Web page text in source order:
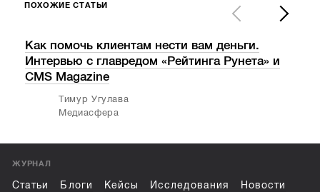
ПОХОЖИЕ СТАТЬИ
Как помочь клиентам нести вам деньги.
Интервью с главредом «Рейтинга Рунета» и
CMS Magazine
Тимур Угулава
Медиасфера
ЖУРНАЛ
Статьи Блоги Кейсы Исследования Новости